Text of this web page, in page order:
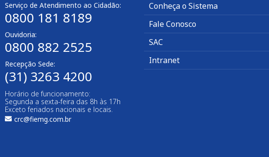
Serviço de Atendimento ao Cidadão:
0800 181 8189
Ouvidoria:
0800 882 2525
Recepção Sede:
(31) 3263 4200
Horário de funcionamento:
Segunda a sexta-feira das 8h às 17h
Exceto feriados nacionais e locais.
crc@fiemg.com.br
Conheça o Sistema
Fale Conosco
SAC
Intranet